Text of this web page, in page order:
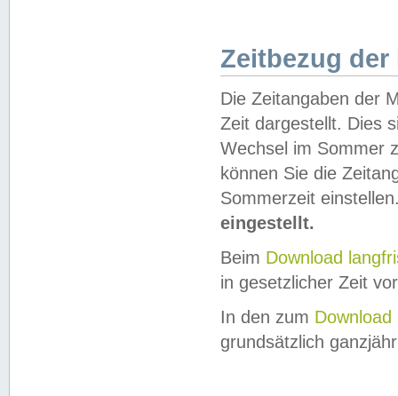
Zeitbezug der
Die Zeitangaben der
Zeit dargestellt. Dies
Wechsel im Sommer
können Sie die
Sommerzeit
eingestellt.
Beim Download
in gesetzlicher Zeit
In den zum Download
grundsätzlich